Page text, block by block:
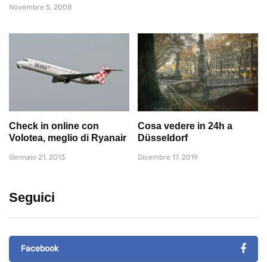
Novembre 5, 2008
Check in online con
Volotea, meglio di Ryanair
Gennaio 21, 2013
Cosa vedere in 24h a
Düsseldorf
Dicembre 17, 2019
Seguici
Facebook